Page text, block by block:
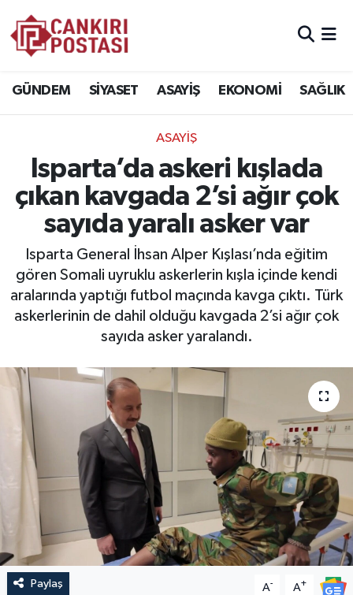
GÜNDEM SİYASET ASAYİŞ EKONOMİ SAĞLIK
ASAYİŞ
Isparta’da askeri kışlada
çıkan kavgada 2’si ağır çok
sayıda yaralı asker var
Isparta General İhsan Alper Kışlası’nda eğitim
gören Somali uyruklu askerlerin kışla içinde kendi
aralarında yaptığı futbol maçında kavga çıktı. Türk
askerlerinin de dahil olduğu kavgada 2’si ağır çok
sayıda asker yaralandı.
Paylaş A- A+
EKONOMİ
SAĞLIK
SPOR
EĞİTİM
ÇEVRE
RESMİ İLANLAR
KÜLTÜR
TURİZM
MAGAZİN
Çankiri Namaz Vakitleri
Trafik Durumu
Süper Lig Puan Durumu ve Fikstür
Tüm Manşetler
Son Dakika Haberleri
Haber Arşivi